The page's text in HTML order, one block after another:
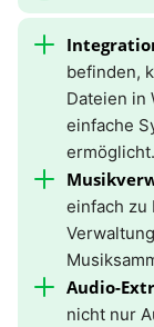
befinden,
Dateien in
einfache
ermöglicht.
einfach zu
Audio-
nicht nur